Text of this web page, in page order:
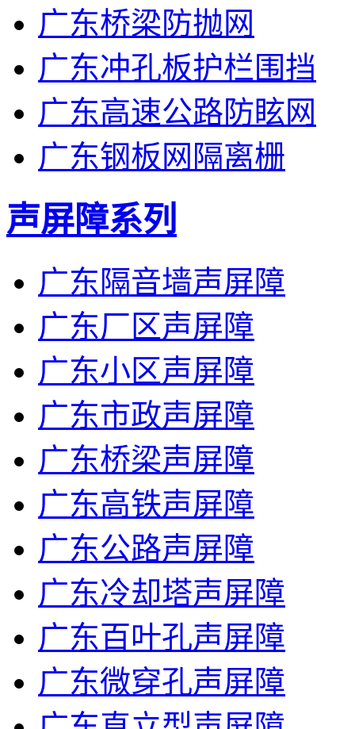
广东桥梁防抛网
广东冲孔板护栏围挡
广东高速公路防眩网
广东钢板网隔离栅
声屏障系列
广东隔音墙声屏障
广东厂区声屏障
广东小区声屏障
广东市政声屏障
广东桥梁声屏障
广东高铁声屏障
广东公路声屏障
广东冷却塔声屏障
广东百叶孔声屏障
广东微穿孔声屏障